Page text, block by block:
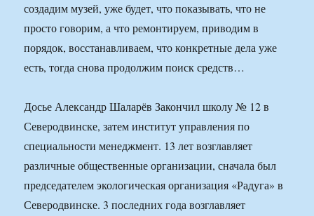
создадим музей, уже будет, что показывать, что не
просто говорим, а что ремонтируем, приводим в
порядок, восстанавливаем, что конкретные дела уже
есть, тогда снова продолжим поиск средств…
Досье Александр Шаларёв Закончил школу № 12 в
Северодвинске, затем институт управления по
специальности менеджмент. 13 лет возглавляет
различные общественные организации, сначала был
председателем экологическая организация «Радуга» в
Северодвинске. 3 последних года возглавляет